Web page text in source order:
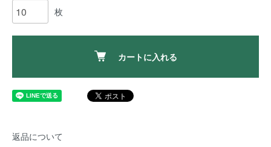
枚
カートに入れる
返品について